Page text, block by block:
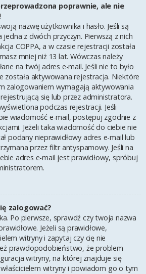
poprawnie, ale nie
nazwę użytkownika i hasło. Jeśli są
z dwóch przyczyn. Pierwszą z nich
COPPA, a w czasie rejestracji została
mniej niż 13 lat. Wówczas należy
na twój adres e-mail. Jeśli nie to było
została aktywowana rejestracja. Niektóre
zalogowaniem wymagają aktywowania
się lub przez administratora.
podczas rejestracji. Jeśli
wiadomość e-mail, postępuj zgodnie z
Jeżeli taka wiadomość do ciebie nie
podany nieprawidłowy adres e-mail lub
przez filtr antyspamowy. Jeśli na
adres e-mail jest prawidłowy, spróbuj
zalogować?
Po pierwsze, sprawdź czy twoja nazwa
Jeżeli są prawidłowe,
witryny i zapytaj czy cię nie
prawdopodobieństwo, że problem
witryny, na której znajduje się
witryny i powiadom go o tym